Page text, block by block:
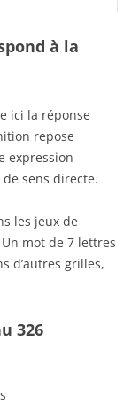
à la
ici la réponse
repose
expression
sens directe.
les jeux de
mot de 7 lettres
d’autres grilles,
326